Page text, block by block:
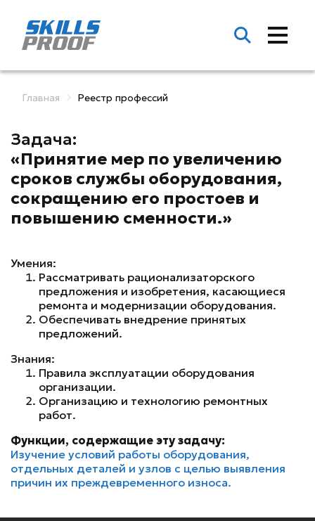
Главная Реестр профессий
Задача:
«Принятие мер по увеличению
сроков службы оборудования,
сокращению его простоев и
повышению сменности.»
Умения:
Рассматривать рационализаторского
предложения и изобретения, касающиеся
ремонта и модернизации оборудования.
Обеспечивать внедрение принятых
предложений.
Знания:
Правила эксплуатации оборудования
организации.
Организацию и технологию ремонтных
работ.
Функции, содержащие эту задачу:
Изучение условий работы оборудования,
отдельных деталей и узлов с целью выявления
причин их преждевременного износа.